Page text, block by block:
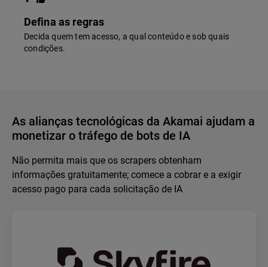
Defina as regras
Decida quem tem acesso, a qual conteúdo e sob quais
condições.
As alianças tecnológicas da Akamai ajudam a
monetizar o tráfego de bots de IA
Não permita mais que os scrapers obtenham
informações gratuitamente; comece a cobrar e a exigir
acesso pago para cada solicitação de IA